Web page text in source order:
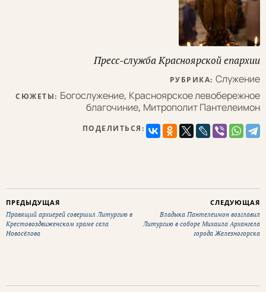
Пресс-служба Красноярской епархии
РУБРИКА: Служение
СЮЖЕТЫ: Богослужение, Красноярское левобережное
благочиние, Митрополит Пантелеимон
ПОДЕЛИТЬСЯ:
ПРЕДЫДУЩАЯ
Правящий архиерей совершил Литургию в
Крестовоздвиженском храме села
Новосёлова
СЛЕДУЮЩАЯ
Владыка Пантелеимон возглавил
Литургию в соборе Михаила Архангела
города Железногорска